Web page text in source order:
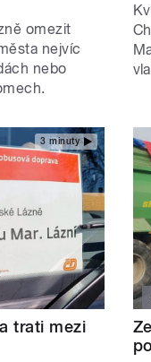
omezit
nejvíc
nebo
3 minuty
trati mezi